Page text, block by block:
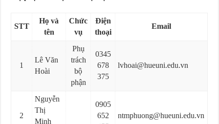
STT
Họ và
tên
Chức
vụ
Điện
thoại
Email
1
Lê Văn
Hoài
Phụ
trách
bộ
phận
0345
678
375
lvhoai@hueuni.edu.vn
2
Nguyễn
Thị
Minh
0905
652
ntmphuong@hueuni.edu.vn